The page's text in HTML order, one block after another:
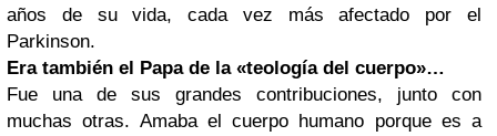
años de su vida, cada vez más afectado por el
Parkinson.
Era también el Papa de la «teología del cuerpo»…
Fue una de sus grandes contribuciones, junto con
muchas otras. Amaba el cuerpo humano porque es a